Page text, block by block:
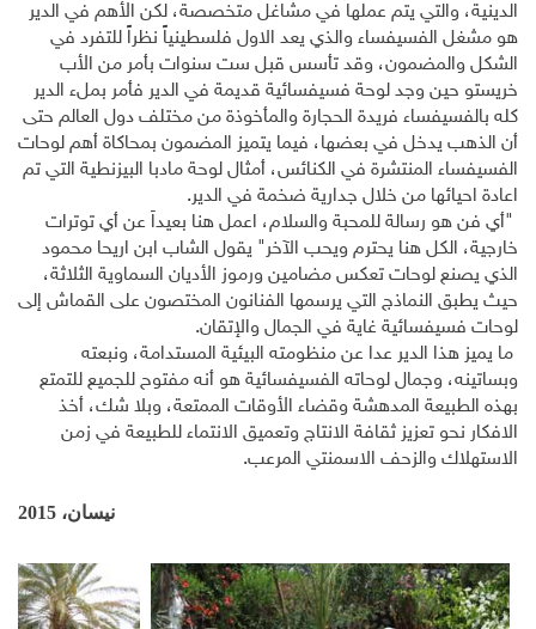
الدينية، والتي يتم عملها في مشاغل متخصصة، لكن الأهم في الدير
هو مشغل الفسيفساء والذي يعد الاول فلسطينياً نظراً للتفرد في
الشكل والمضمون، وقد تأسس قبل ست سنوات بأمر من الأب
خريستو حين وجد لوحة فسيفسائية قديمة في الدير فأمر بملء الدير
كله بالفسيفساء فريدة الحجارة والمأخوذة من مختلف دول العالم حتى
أن الذهب يدخل في بعضها، فيما يتميز المضمون بمحاكاة أهم لوحات
الفسيفساء المنتشرة في الكنائس، أمثال لوحة مادبا البيزنطية التي تم
اعادة احيائها من خلال جدارية ضخمة في الدير.
"أي فن هو رسالة للمحبة والسلام، اعمل هنا بعيداً عن أي توترات
خارجية، الكل هنا يحترم ويحب الآخر" يقول الشاب ابن اريحا محمود
الذي يصنع لوحات تعكس مضامين ورموز الأديان السماوية الثلاثة،
حيث يطبق النماذج التي يرسمها الفنانون المختصون على القماش إلى
لوحات فسيفسائية غاية في الجمال والإتقان.
ما يميز هذا الدير عدا عن منظومته البيئية المستدامة، ونبعته
وبساتينه، وجمال لوحاته الفسيفسائية هو أنه مفتوح للجميع للتمتع
بهذه الطبيعة المدهشة وقضاء الأوقات الممتعة، وبلا شك، أخذ
الافكار نحو تعزيز ثقافة الانتاج وتعميق الانتماء للطبيعة في زمن
الاستهلاك والزحف الاسمنتي المرعب.
نيسان، 2015